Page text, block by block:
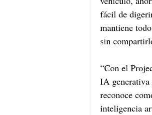
fácil de
mantiene
sin
“Con el
IA generativa
reconoce
inteligencia